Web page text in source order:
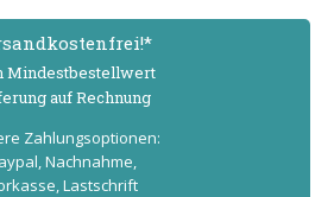
Mindest­bestell­wert
auf Rechnung
Zahlungs­optionen:
Nachnahme,
Lastschrift